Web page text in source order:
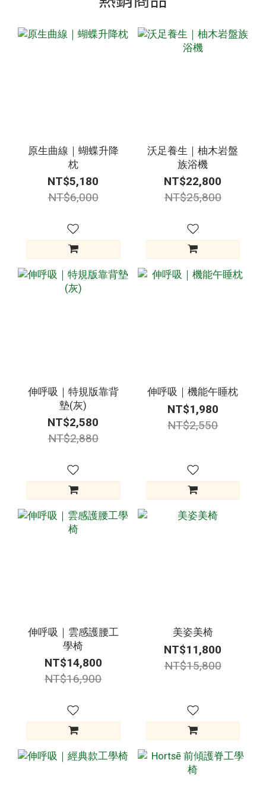
原生曲線｜蝴蝶升降
枕
NT$5,180
NT$6,000
沃足養生｜柚木岩盤
族浴機
NT$22,800
NT$25,800
伸呼吸｜特規版靠背
墊(灰)
NT$2,580
NT$2,880
伸呼吸｜機能午睡枕
NT$1,980
NT$2,550
伸呼吸｜雲感護腰工
學椅
NT$14,800
NT$16,900
美姿美椅
NT$11,800
NT$15,800